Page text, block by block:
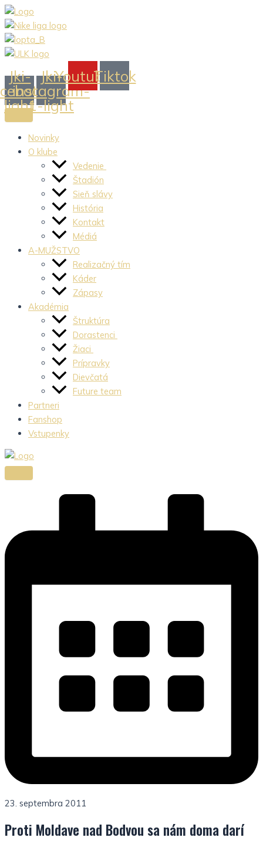
Preskočiť
na
obsah
Jki-
light
Jki-
instagram-
1-light
YoutubeTiktok
Novinky
O klube
Vedenie
Štadión
Sieň slávy
História
Kontakt
Médiá
A-MUŽSTVO
Realizačný tím
Káder
Zápasy
Akadémia
Štruktúra
Dorastenci
Žiaci
Prípravky
Dievčatá
Future team
Partneri
Fanshop
Vstupenky
23. septembra 2011
Proti Moldave nad Bodvou sa nám doma darí